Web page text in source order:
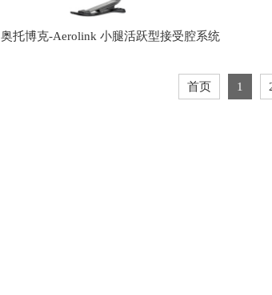
奥托博克-Aerolink 小腿活跃型接受腔系统
首页 1